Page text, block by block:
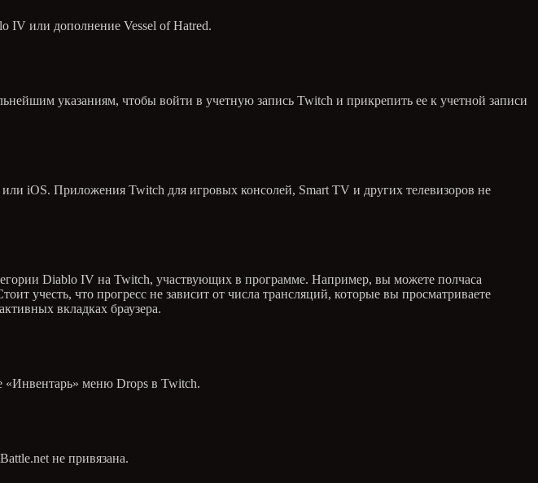
IV или дополнение Vessel of Hatred.
указаниям, чтобы войти в учетную запись Twitch и прикрепить ее к учетной записи
iOS. Приложения Twitch для игровых консолей, Smart TV и других телевизоров не
Diablo IV на Twitch, участвующих в программе. Например, вы можете полчаса
учесть, что прогресс не зависит от числа трансляций, которые вы просматриваете
вкладках браузера.
«Инвентарь» меню Drops в Twitch.
не привязана.